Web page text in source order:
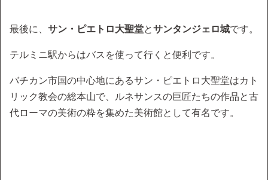
最後に、 サン・ピエトロ大聖堂とサンタンジェロ城です。
テルミニ駅からはバスを使って行くと便利です。
バチカン市国の中心地にあるサン・ピエトロ大聖堂はカト
リック教会の総本山で、ルネサンスの巨匠たちの作品と古
代ローマの美術の粋を集めた美術館として有名です。